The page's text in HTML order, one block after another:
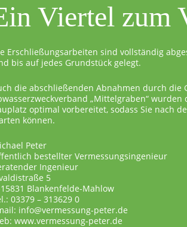
Viertel zum
Erschließungsarbeiten sind vollständig
bis auf jedes Grundstück gelegt.
die abschließenden Abnahmen durch die
„Mittelgraben“
optimal vorbereitet, sodass Sie nach
können.
Peter
bestellter Vermessungsingenieur
Ingenieur
5
Blankenfelde-Mahlow
03379 – 313629 0
info@vermessung-peter.de
www.vermessung-peter.de